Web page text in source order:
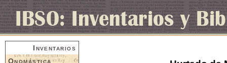
Inventarios
Onomástica